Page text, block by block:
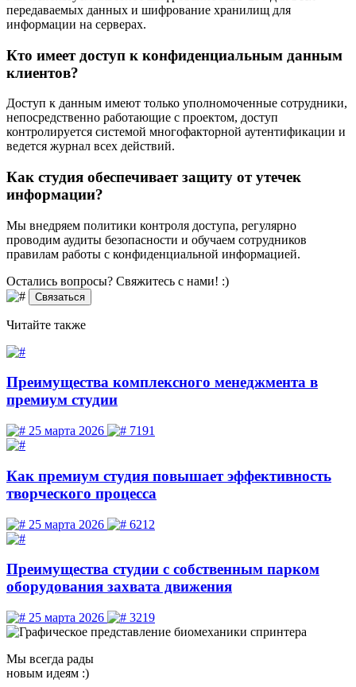
передаваемых данных и шифрование хранилищ для
информации на серверах.
Кто имеет доступ к конфиденциальным данным
клиентов?
Доступ к данным имеют только уполномоченные сотрудники,
непосредственно работающие с проектом, доступ
контролируется системой многофакторной аутентификации и
ведется журнал всех действий.
Как студия обеспечивает защиту от утечек
информации?
Мы внедряем политики контроля доступа, регулярно
проводим аудиты безопасности и обучаем сотрудников
правилам работы с конфиденциальной информацией.
Остались вопросы? Свяжитесь с нами! :)
Связаться
Читайте также
Преимущества комплексного менеджмента в
премиум студии
25 марта 2026 7191
Как премиум студия повышает эффективность
творческого процесса
25 марта 2026 6212
Преимущества студии с собственным парком
оборудования захвата движения
25 марта 2026 3219
Мы всегда рады
новым идеям :)